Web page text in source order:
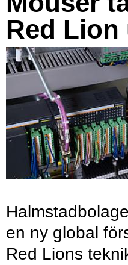
Red
en ny global
Red Lions